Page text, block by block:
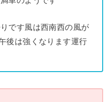
です風は西南西の風が
後は強くなります運行